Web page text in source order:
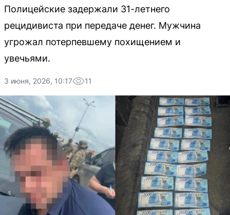
Полицейские задержали 31-летнего
рецидивиста при передаче денег. Мужчина
угрожал потерпевшему похищением и
увечьями.
3 июня, 2026, 10:17 11